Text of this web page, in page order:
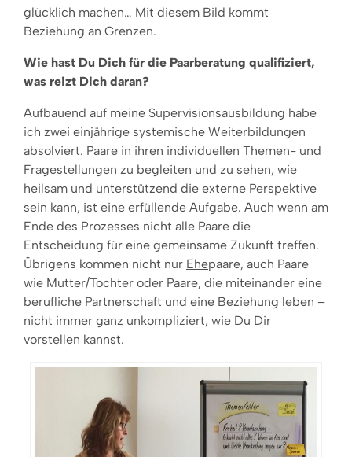
glücklich machen… Mit diesem Bild kommt
Beziehung an Grenzen.
Wie hast Du Dich für die Paarberatung qualifiziert,
was reizt Dich daran?
Aufbauend auf meine Supervisionsausbildung habe
ich zwei einjährige systemische Weiterbildungen
absolviert. Paare in ihren individuellen Themen- und
Fragestellungen zu begleiten und zu sehen, wie
heilsam und unterstützend die externe Perspektive
sein kann, ist eine erfüllende Aufgabe. Auch wenn am
Ende des Prozesses nicht alle Paare die
Entscheidung für eine gemeinsame Zukunft treffen.
Übrigens kommen nicht nur Ehepaare, auch Paare
wie Mutter/Tochter oder Paare, die miteinander eine
berufliche Partnerschaft und eine Beziehung leben –
nicht immer ganz unkompliziert, wie Du Dir
vorstellen kannst.